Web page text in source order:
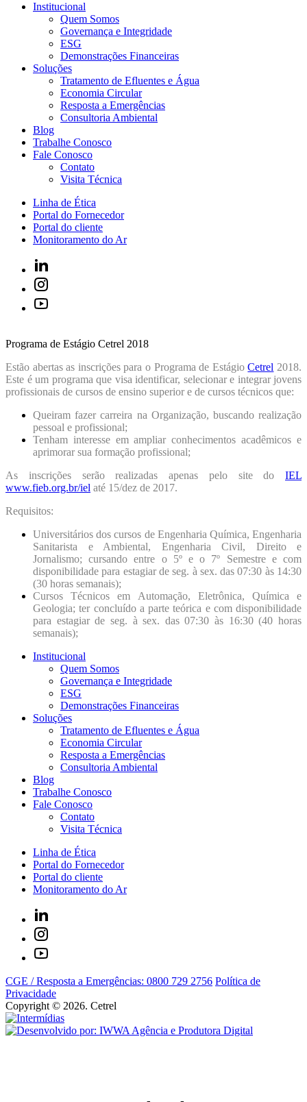
Institucional
Quem Somos
Governança e Integridade
ESG
Demonstrações Financeiras
Soluções
Tratamento de Efluentes e Água
Economia Circular
Resposta a Emergências
Consultoria Ambiental
Blog
Trabalhe Conosco
Fale Conosco
Contato
Visita Técnica
Linha de Ética
Portal do Fornecedor
Portal do cliente
Monitoramento do Ar
Programa de Estágio Cetrel 2018
Estão abertas as inscrições para o Programa de EstágioCetrel 2018.
Este é um programa que visa identificar, selecionar e integrar jovens
profissionais de cursos de ensino superior e de cursos técnicos que:
Queiram fazer carreira na Organização, buscando realização
pessoal e profissional;
Tenham interesse em ampliar conhecimentos acadêmicos e
aprimorar sua formação profissional;
As inscrições serão realizadas apenas pelo site do IEL
www.fieb.org.br/iel até 15/dez de 2017.
Requisitos:
Universitários dos cursos de Engenharia Química, Engenharia
Sanitarista e Ambiental, Engenharia Civil, Direito e
Jornalismo; cursando entre o 5º e o 7º Semestre e com
disponibilidade para estagiar de seg. à sex. das 07:30 às 14:30
(30 horas semanais);
Cursos Técnicos em Automação, Eletrônica, Química e
Geologia; ter concluído a parte teórica e com disponibilidade
para estagiar de seg. à sex. das 07:30 às 16:30 (40 horas
semanais);
Institucional
Quem Somos
Governança e Integridade
ESG
Demonstrações Financeiras
Soluções
Tratamento de Efluentes e Água
Economia Circular
Resposta a Emergências
Consultoria Ambiental
Blog
Trabalhe Conosco
Fale Conosco
Contato
Visita Técnica
Linha de Ética
Portal do Fornecedor
Portal do cliente
Monitoramento do Ar
CGE / Resposta a Emergências: 0800 729 2756 Política de
Privacidade
Copyright © 2026. Cetrel